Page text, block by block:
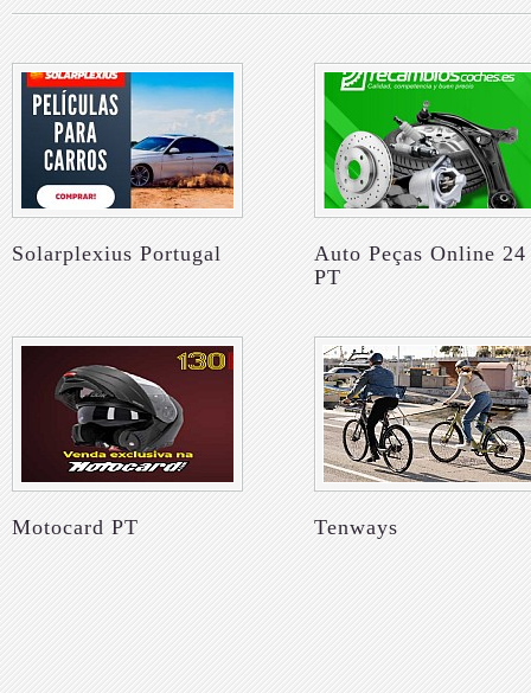
Solarplexius Portugal
Auto Peças Online 24
PT
Motocard PT Tenways